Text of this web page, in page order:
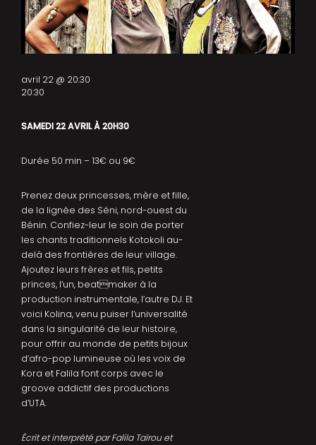
SAMEDI 22 AVRIL À 20H30
Durée 50 min – 13€ ou 9€
Prenez deux princesses, mère et fille,
de la lignée des Séni, nord-ouest du
Bénin. Confiez-leur le soin de porter
les chants traditionnels Kotokoli au-
delà des frontières de leur village.
Ajoutez leurs frères et fils, petits
princes, l’un, beatmaker à la
production instrumentale, l’autre DJ. Et
voici Kolina, venu puiser l’universalité
dans la singularité de leur histoire,
pour offrir au monde de petits bijoux
d’afro-pop lumineuse où les voix de
Kora et Falila font corps avec le
groove addictif des productions
d’UTA.
Écrit et interprété par Falila Taïrou et
avril 22 @ 20:30
20:30